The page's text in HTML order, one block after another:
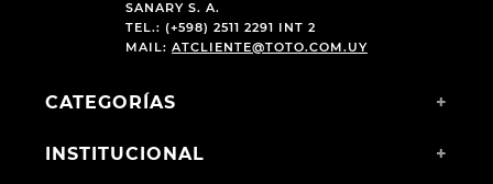
SANARY S. A.
TEL.: (+598) 2511 2291 INT 2
MAIL: ATCLIENTE@TOTO.COM.UY
CATEGORÍAS +
INSTITUCIONAL +